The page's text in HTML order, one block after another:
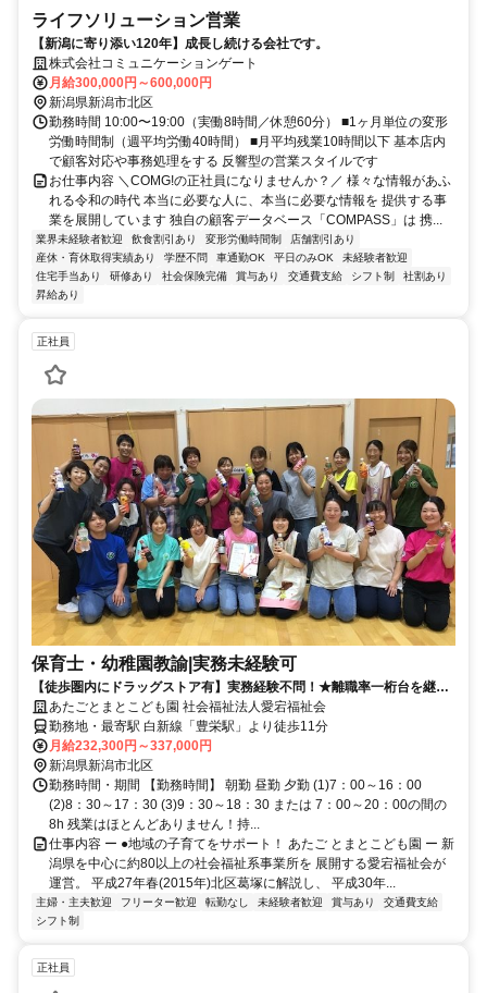
ライフソリューション営業
【新潟に寄り添い120年】成長し続ける会社です。
株式会社コミュニケーションゲート
月給300,000円～600,000円
新潟県新潟市北区
勤務時間 10:00〜19:00（実働8時間／休憩60分） ■1ヶ月単位の変形
労働時間制（週平均労働40時間） ■月平均残業10時間以下 基本店内
で顧客対応や事務処理をする 反響型の営業スタイルです
お仕事内容 ＼COMG!の正社員になりませんか？／ 様々な情報があふ
れる令和の時代 本当に必要な人に、本当に必要な情報を 提供する事
業を展開しています 独自の顧客データベース「COMPASS」は 携...
業界未経験者歓迎 飲食割引あり 変形労働時間制
店舗割引あり
産休・育休取得実績あり
学歴不問 車通勤OK 平日のみOK
未経験者歓迎
住宅手当あり
研修あり 社会保険完備 賞与あり 交通費支給 シフト制
社割あり
昇給あり
正社員
保育士・幼稚園教諭|実務未経験可
【徒歩圏内にドラッグストア有】実務経験不問！★離職率一桁台を継続
中★あたごとまとこども園 社会福祉法人愛宕福祉会
勤務地・最寄駅 白新線「豊栄駅」より徒歩11分
月給232,300円～337,000円
新潟県新潟市北区
勤務時間・期間 【勤務時間】 朝勤 昼勤 夕勤 (1)7：00～16：00
(2)8：30～17：30 (3)9：30～18：30 または 7：00～20：00の間の
8h 残業はほとんどありません！持...
仕事内容 ー ●地域の子育てをサポート！ あたご とまとこども園 ー 新
潟県を中心に約80以上の社会福祉系事業所を 展開する愛宕福祉会が
運営。 平成27年春(2015年)北区葛塚に解説し、 平成30年...
主婦・主夫歓迎 フリーター歓迎 転勤なし 未経験者歓迎 賞与あり
交通費支給
シフト制
正社員